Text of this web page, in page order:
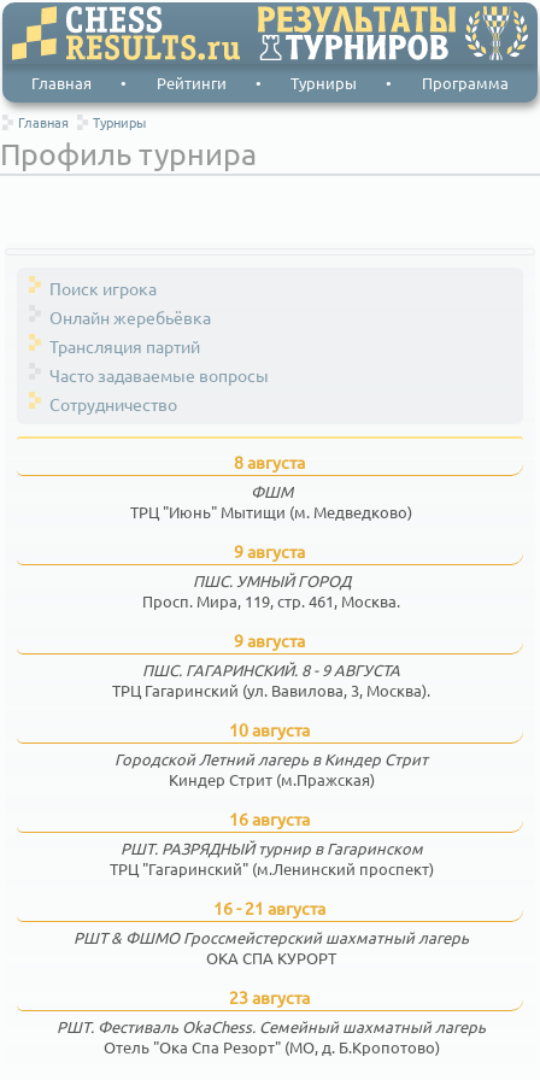
Главная • Рейтинги • Турниры • Программа
Главная Турниры
Профиль турнира
Поиск игрока
Онлайн жеребьёвка
Трансляция партий
Часто задаваемые вопросы
Сотрудничество
8 августа
ФШМ
ТРЦ "Июнь" Мытищи (м. Медведково)
9 августа
ПШС. УМНЫЙ ГОРОД
Просп. Мира, 119, стр. 461, Москва.
9 августа
ПШС. ГАГАРИНСКИЙ. 8 - 9 АВГУСТА
ТРЦ Гагаринский (ул. Вавилова, 3, Москва).
10 августа
Городской Летний лагерь в Киндер Стрит
Киндер Стрит (м.Пражская)
16 августа
РШТ. РАЗРЯДНЫЙ турнир в Гагаринском
ТРЦ "Гагаринский" (м.Ленинский проспект)
16 - 21 августа
РШТ & ФШМО Гроссмейстерский шахматный лагерь
ОКА СПА КУРОРТ
23 августа
РШТ. Фестиваль OkaChess. Семейный шахматный лагерь
Отель "Ока Спа Резорт" (МО, д. Б.Кропотово)